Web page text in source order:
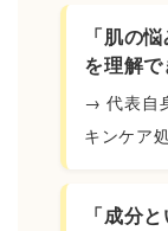
「肌の
を理解で
→ 代表自
キンケア
「成分